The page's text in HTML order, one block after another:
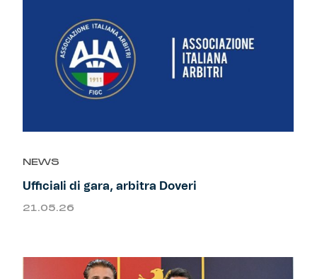
NEWS
Ufficiali di gara, arbitra Doveri
21.05.26